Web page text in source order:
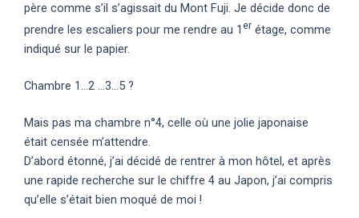
père comme s’il s’agissait du Mont Fuji. Je décide donc de
prendre les escaliers pour me rendre au 1er étage, comme
indiqué sur le papier.
Chambre 1…2 …3…5 ?
Mais pas ma chambre n°4, celle où une jolie japonaise
était censée m’attendre.
D’abord étonné, j’ai décidé de rentrer à mon hôtel, et après
une rapide recherche sur le chiffre 4 au Japon, j’ai compris
qu’elle s’était bien moqué de moi !